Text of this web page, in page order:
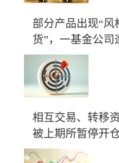
部分产品出现“风
货”，一基金公司
相互交易、转移
被上期所暂停开